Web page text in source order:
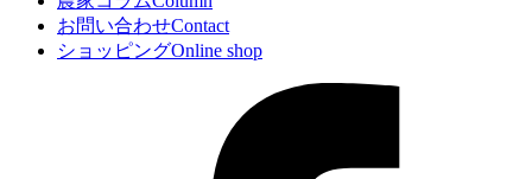
お問い合わせContact
ショッピングOnline shop